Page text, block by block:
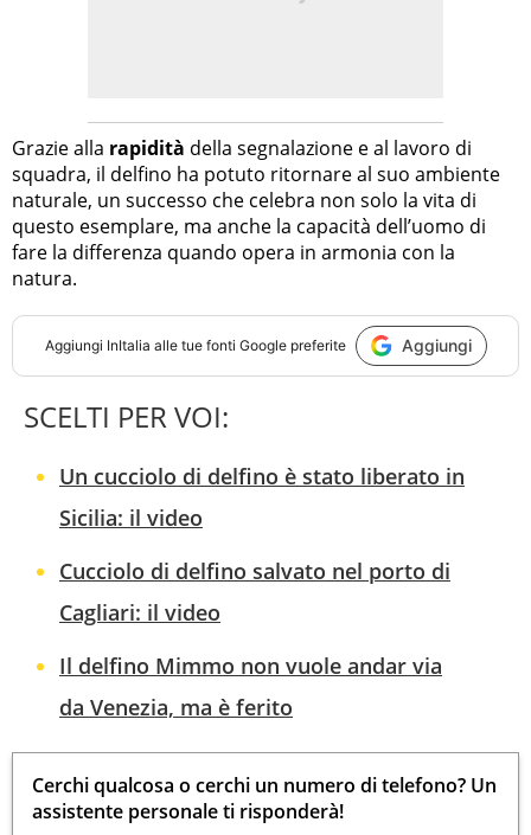
Grazie alla rapidità della segnalazione e al lavoro di
squadra, il delfino ha potuto ritornare al suo ambiente
naturale, un successo che celebra non solo la vita di
questo esemplare, ma anche la capacità dell’uomo di
fare la differenza quando opera in armonia con la
natura.
Aggiungi InItalia alle tue fonti Google preferite Aggiungi
SCELTI PER VOI:
Un cucciolo di delfino è stato liberato in
Sicilia: il video
Cucciolo di delfino salvato nel porto di
Cagliari: il video
Il delfino Mimmo non vuole andar via
da Venezia, ma è ferito
Cerchi qualcosa o cerchi un numero di telefono? Un
assistente personale ti risponderà!